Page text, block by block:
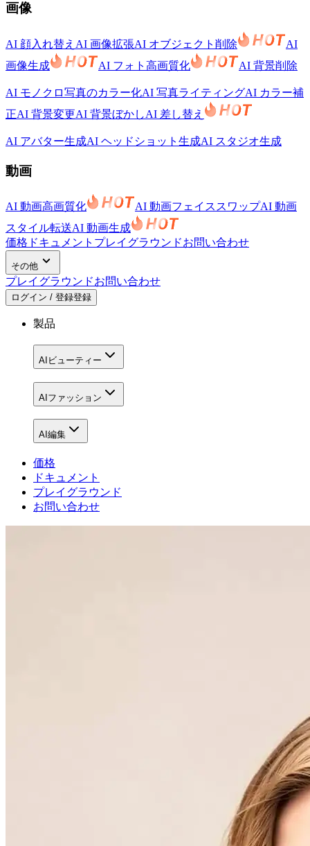
画像
AI 顔入れ替え AI 画像拡張AI オブジェクト削除
AI
画像生成
AI フォト高画質化 AI 背景削除
AI モノクロ写真のカラー化AI 写真ライティングAI カラー補
正AI 背景変更AI 背景ぼかしAI 差し替え
AI アバター生成AI ヘッドショット生成AI スタジオ生成
動画
AI 動画高画質化 AI 動画フェイススワップAI 動画
スタイル転送AI 動画生成
価格 ドキュメント プレイグラウンドお問い合わせ
その他
プレイグラウンドお問い合わせ
ログイン / 登録登録
製品
AIビューティー
AIファッション
AI編集
価格
ドキュメント
プレイグラウンド
お問い合わせ